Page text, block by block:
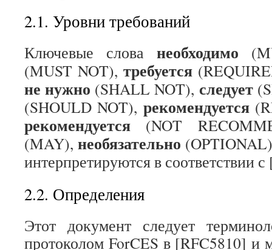
2.1. Уровни требований
Ключевые слова необходимо
(MUST NOT), требуется
ненужно (SHALL NOT), следует
(SHOULD NOT), рекомендуется
рекомендуется (NOT
(MAY), необязательно
интерпретируются в соответствии с
2.2. Определения
Этот документ следует
протоколом ForCES в [RFC5810] и